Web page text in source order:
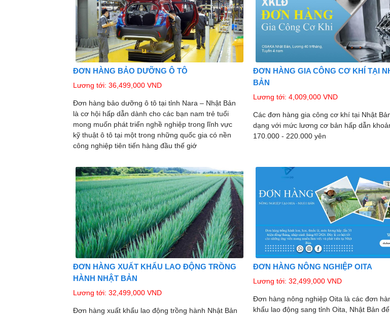
ĐƠN HÀNG BẢO DƯỠNG Ô TÔ
Lương tới: 36,499,000 VND
Đơn hàng bảo dưỡng ô tô tại tỉnh Nara – Nhật Bản
là cơ hội hấp dẫn dành cho các bạn nam trẻ tuổi
mong muốn phát triển nghề nghiệp trong lĩnh vực
kỹ thuật ô tô tại một trong những quốc gia có nền
công nghiệp tiên tiến hàng đầu thế giớ
ĐƠN HÀNG GIA CÔNG CƠ KHÍ TẠI
BẢN
Lương tới: 4,009,000 VND
Các đơn hàng gia công cơ khí tại Nhật
dạng với mức lương cơ bản hấp dẫn
170.000 - 220.000 yên
ĐƠN HÀNG XUẤT KHẨU LAO ĐỘNG TRỒNG
HÀNH NHẬT BẢN
Lương tới: 32,499,000 VND
Đơn hàng xuất khẩu lao động trồng hành Nhật Bản
ĐƠN HÀNG NÔNG NGHIỆP OITA
Lương tới: 32,499,000 VND
Đơn hàng nông nghiệp Oita là các đơn
khẩu lao động sang tỉnh Oita, Nhật Bản